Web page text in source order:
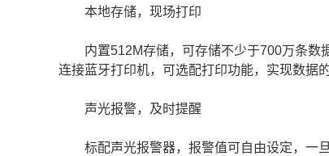
本地存储，现场打印
内置512M存储，可存储不少于700万条数
连接蓝牙打印机，可选配打印功能，实现数据
声光报警，及时提醒
标配声光报警器，报警值可自由设定，一旦